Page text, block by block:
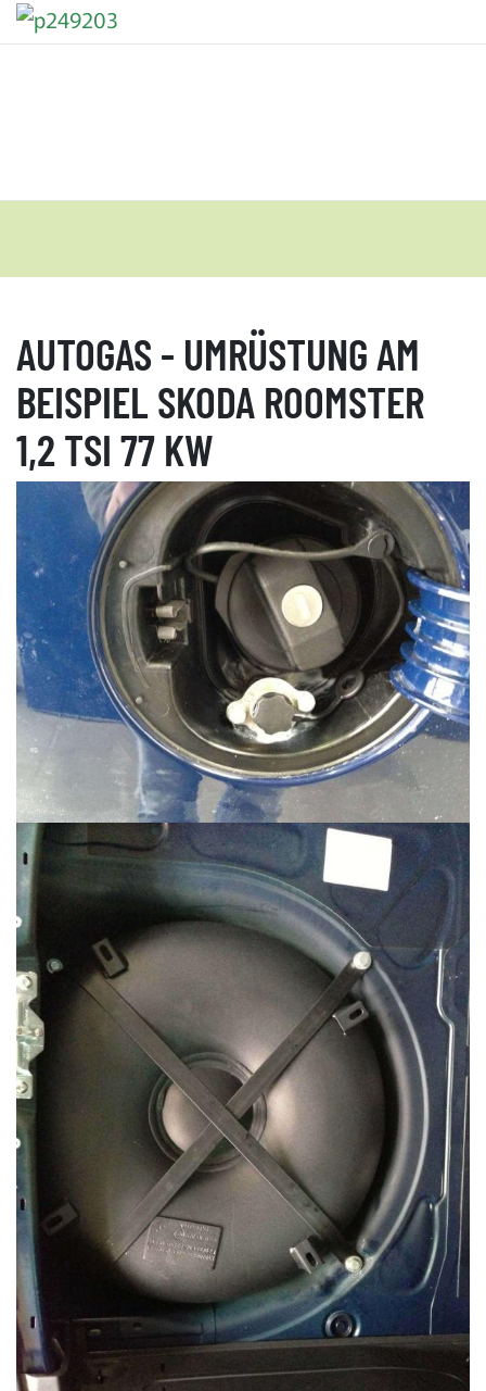
AUTOGAS - UMRÜSTUNG AM
BEISPIEL SKODA ROOMSTER
1,2 TSI 77 KW